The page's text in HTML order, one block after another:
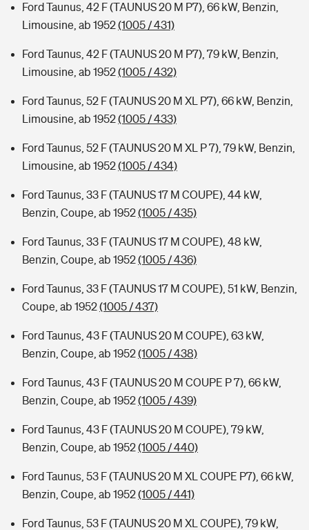
Ford Taunus, 42 F (TAUNUS 20 M P7), 66 kW, Benzin,
Limousine, ab 1952(1005 / 431)
Ford Taunus, 42 F (TAUNUS 20 M P7), 79 kW, Benzin,
Limousine, ab 1952(1005 / 432)
Ford Taunus, 52 F (TAUNUS 20 M XL P7), 66 kW, Benzin,
Limousine, ab 1952(1005 / 433)
Ford Taunus, 52 F (TAUNUS 20 M XL P 7), 79 kW, Benzin,
Limousine, ab 1952(1005 / 434)
Ford Taunus, 33 F (TAUNUS 17 M COUPE), 44 kW,
Benzin, Coupe, ab 1952(1005 / 435)
Ford Taunus, 33 F (TAUNUS 17 M COUPE), 48 kW,
Benzin, Coupe, ab 1952(1005 / 436)
Ford Taunus, 33 F (TAUNUS 17 M COUPE), 51 kW, Benzin,
Coupe, ab 1952(1005 / 437)
Ford Taunus, 43 F (TAUNUS 20 M COUPE), 63 kW,
Benzin, Coupe, ab 1952(1005 / 438)
Ford Taunus, 43 F (TAUNUS 20 M COUPE P 7), 66 kW,
Benzin, Coupe, ab 1952(1005 / 439)
Ford Taunus, 43 F (TAUNUS 20 M COUPE), 79 kW,
Benzin, Coupe, ab 1952(1005 / 440)
Ford Taunus, 53 F (TAUNUS 20 M XL COUPE P7), 66 kW,
Benzin, Coupe, ab 1952(1005 / 441)
Ford Taunus, 53 F (TAUNUS 20 M XL COUPE), 79 kW,